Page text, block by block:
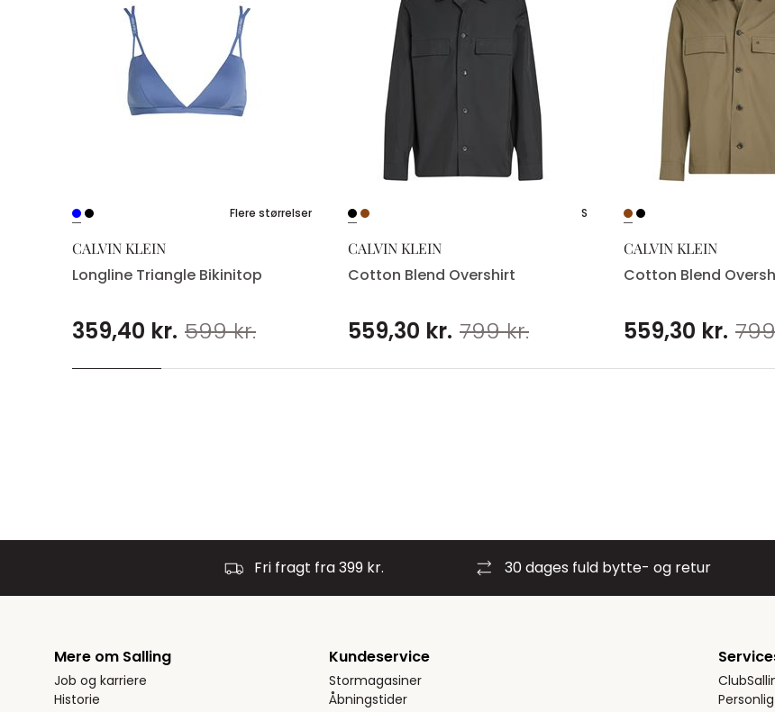
Flere størrelser
CALVIN KLEIN
Longline Triangle Bikinitop
359,40 kr. 599 kr.
S
CALVIN KLEIN
Cotton Blend Overshirt
559,30 kr. 799 kr.
CALVIN KLEIN
Cotton Blend
559,30 kr.
Fri fragt fra 399 kr. 30 dages fuld bytte- og retur
Mere om Salling
Job og karriere
Historie
Kundeservice
Stormagasiner
Åbningstider